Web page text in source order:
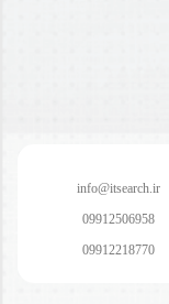
info@itsearch.ir
09912506958
09912218770